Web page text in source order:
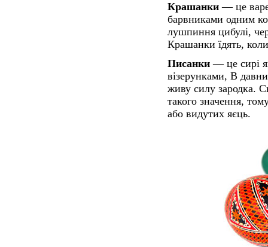
Крашанки — це
барвниками одним
лушпиння цибулі,
Крашанки їдять,
Писанки — це сирі
візерунками, В
живу силу зародка.
такого значення,
або видутих яєць.